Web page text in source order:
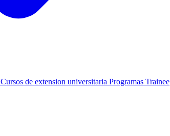
Cursos de extension universitaria Programas Trainee